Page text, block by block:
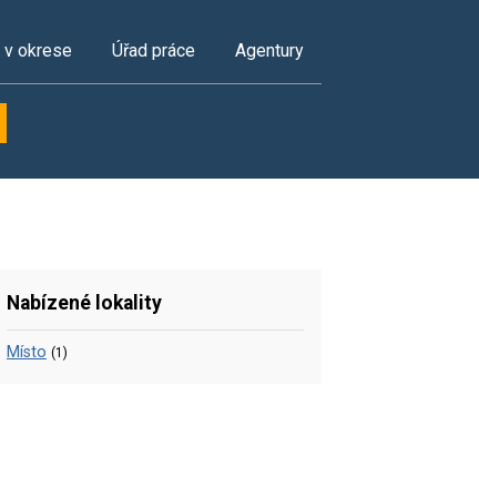
v okrese Úřad práce Agentury
Nabízené lokality
Místo (1)